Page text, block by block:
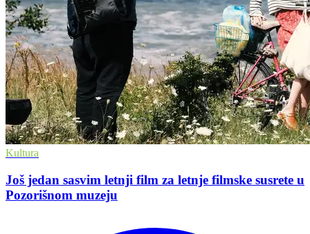
Kultura
Još jedan sasvim letnji film za letnje filmske susrete u
Pozorišnom muzeju